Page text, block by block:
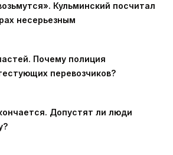
Кульминский посчитал
несерьезным
Почему полиция
перевозчиков?
Допустят ли люди